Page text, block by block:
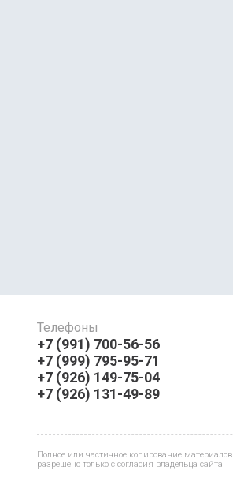
Телефоны
+7 (991) 700-56-56
+7 (999) 795-95-71
+7 (926) 149-75-04
+7 (926) 131-49-89
Полное или частичное копирование материалов
разрешено только с согласия владельца сайта